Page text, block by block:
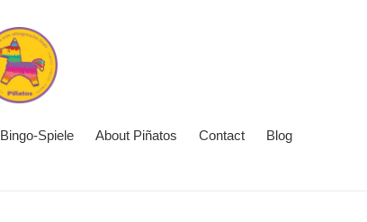
Bingo-Spiele About Piñatos Contact Blog